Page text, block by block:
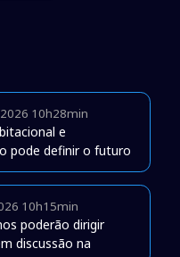
10h28min
e
pode definir o futuro
10h15min
poderão dirigir
discussão na